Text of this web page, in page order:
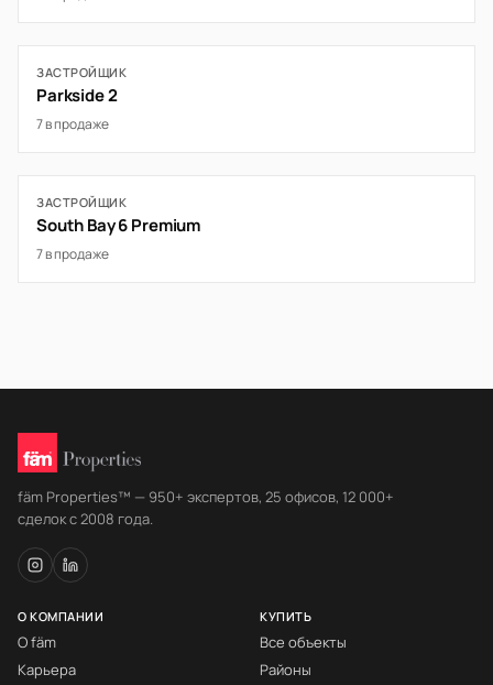
ЗАСТРОЙЩИК
Parkside 2
7 в продаже
ЗАСТРОЙЩИК
South Bay 6 Premium
7 в продаже
fäm Properties™ — 950+ экспертов, 25 офисов, 12 000+
сделок с 2008 года.
О КОМПАНИИ
О fäm
Карьера
КУПИТЬ
Все объекты
Районы